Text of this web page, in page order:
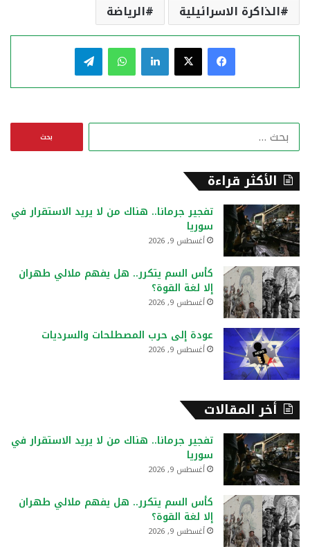
الذاكرة الاسرائيلية الرياضة
فيسبوك لينكدإن واتساب
ن
الأكثر قراءة
تفجير جرمانا.. هناك من لا يريد الاستقرار في
سوريا
أغسطس 9, 2026
كأس السم يتكرر.. هل يفهم ملالي طهران
إلا لغة القوة؟
أغسطس 9, 2026
عودة إلى حرب المصطلحات والسرديات
أغسطس 9, 2026
أخر المقالات
تفجير جرمانا.. هناك من لا يريد الاستقرار في
سوريا
أغسطس 9, 2026
كأس السم يتكرر.. هل يفهم ملالي طهران
إلا لغة القوة؟
أغسطس 9, 2026